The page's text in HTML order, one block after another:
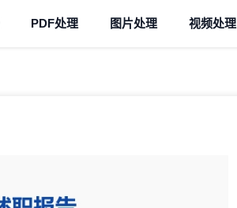
PDF处理 图片处理 视频处理